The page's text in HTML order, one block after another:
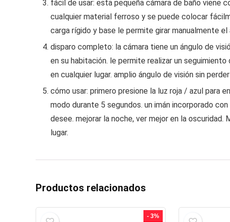
fácil de usar: esta pequeña cámara de baño viene
cualquier material ferroso y se puede colocar
carga rígido y base le permite girar manualmente
disparo completo: la cámara tiene un ángulo de
en su habitación. le permite realizar un
en cualquier lugar. amplio ángulo de visión sin
cómo usar: primero presione la luz roja / azul para
modo durante 5 segundos. un imán incorporado
desee. mejorar la noche, ver mejor en la
lugar.
Productos relacionados
- 3%